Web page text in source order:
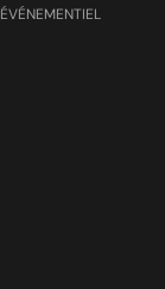
ÉVÉNEMENTIEL